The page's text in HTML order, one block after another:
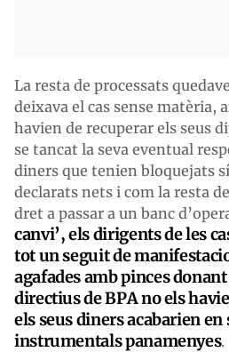
La resta de processats
deixava el cas sense matèria,
havien de recuperar els seus
se tancat la seva eventual
diners que tenien bloquejats
declarats nets i com la resta
dret a passar a un banc
canvi’, els dirigents de les
tot un seguit de
agafades amb pinces
directius de BPA no els
els seus diners acabarien en
instrumentals panamenyes.